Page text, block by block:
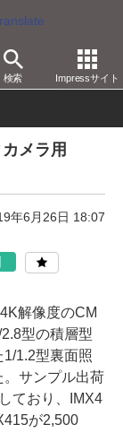
検索 Impressサイト
ンサー
メラ用
年6月26日 18:07
解像度のCM
型の積層型
1/1.2型裏面照
サンプル出荷
ており、IMX4
が2,500